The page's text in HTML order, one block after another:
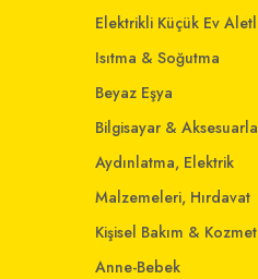
Elektrikli Küçük Ev
Isıtma & Soğutma
Beyaz Eşya
Bilgisayar &
Aydınlatma, Elektrik
Malzemeleri, Hırdavat
Kişisel Bakım &
Anne-Bebek